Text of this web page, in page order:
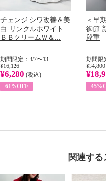
チェンジ シワ改善＆美
白 リンクルホワイト
ＢＢクリームＷ＆...
期間限定：8/7〜13
¥16,126
¥6,280 (税込)
61%OFF
＜早
御節
段重
期間限
¥34,800
関連する